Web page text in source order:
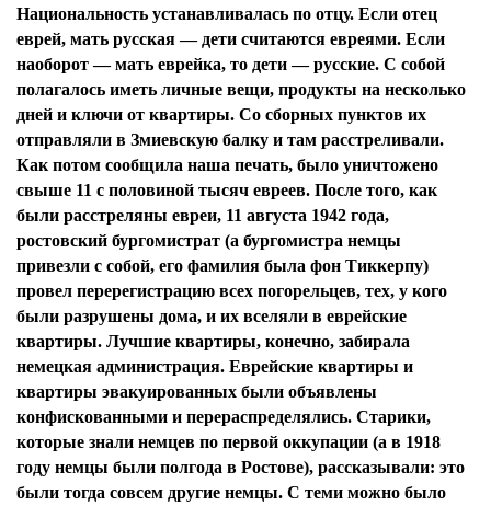
Национальность устанавливалась по отцу. Если отец
еврей, мать русская — дети считаются евреями. Если
наоборот — мать еврейка, то дети — русские. С собой
полагалось иметь личные вещи, продукты на несколько
дней и ключи от квартиры. Со сборных пунктов их
отправляли в Змиевскую балку и там расстреливали.
Как потом сообщила наша печать, было уничтожено
свыше 11 с половиной тысяч евреев. После того, как
были расстреляны евреи, 11 августа 1942 года,
ростовский бургомистрат (а бургомистра немцы
привезли с собой, его фамилия была фон Тиккерпу)
провел перерегистрацию всех погорельцев, тех, у кого
были разрушены дома, и их вселяли в еврейские
квартиры. Лучшие квартиры, конечно, забирала
немецкая администрация. Еврейские квартиры и
квартиры эвакуированных были объявлены
конфискованными и перераспределялись. Старики,
которые знали немцев по первой оккупации (а в 1918
году немцы были полгода в Ростове), рассказывали: это
были тогда совсем другие немцы. С теми можно было